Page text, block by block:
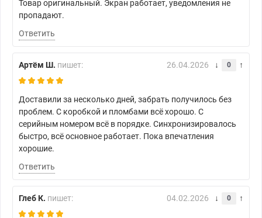
Товар оригинальный. Экран работает, уведомления не
пропадают.
Ответить
Артём Ш. пишет: 26.04.2026 0
Доставили за несколько дней, забрать получилось без
проблем. С коробкой и пломбами всё хорошо. С
серийным номером всё в порядке. Синхронизировалось
быстро, всё основное работает. Пока впечатления
хорошие.
Ответить
Глеб К. пишет: 04.02.2026 0